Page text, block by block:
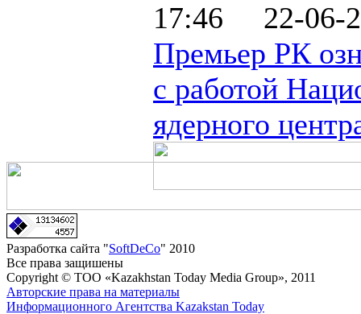
17:46 22-06-
Премьер РК
с работой
ядерного
Разработка сайта "SoftDeCo" 2010
Все права защишены
Copyright © ТОО «Kazakhstan Today Media Group», 2011
Авторские права на материалы
Информационного Агентства Kazakstan Today